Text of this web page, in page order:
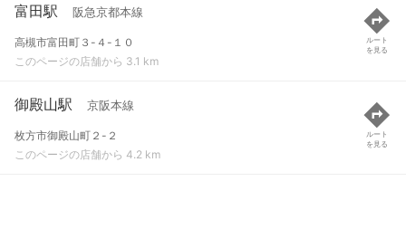
富田駅 阪急京都本線
高槻市富田町３-４-１０
このページの店舗から 3.1 km
ルート
を見る
御殿山駅 京阪本線
枚方市御殿山町２-２
このページの店舗から 4.2 km
ルート
を見る